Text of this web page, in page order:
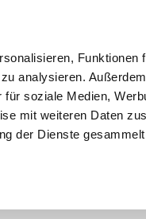
Funktionen
analysieren.
soziale Medien,
mit weiteren Daten
der Dienste